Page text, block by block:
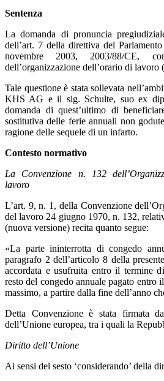
Sentenza
La domanda di pronuncia
dell’art. 7 della direttiva del
novembre 2003, 2003/88/CE,
dell’organizzazione dell’orario di
Tale questione è stata sollevata
KHS AG e il sig. Schulte, suo ex
domanda di quest’ultimo di
sostitutiva delle ferie annuali non
ragione delle sequele di un infarto.
Contesto normativo
La Convenzione n. 132
lavoro
L’art. 9, n. 1, della Convenzione
del lavoro 24 giugno 1970, n. 132,
(nuova versione) recita quanto segue:
«La parte ininterrotta di congedo
paragrafo 2 dell’articolo 8 della
accordata e usufruita entro il termine
resto del congedo annuale pagato entro
massimo, a partire dalla fine dell’anno
Detta Convenzione è stata firmata
dell’Unione europea, tra i quali la
Diritto dell’Unione
Ai sensi del sesto ‘considerando’ della